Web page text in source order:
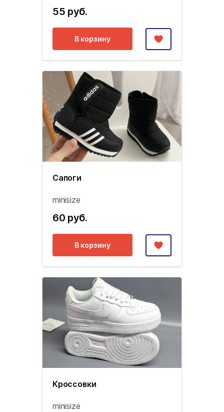
55 руб.
В корзину
Сапоги
minisize
60 руб.
В корзину
Кроссовки
minisize